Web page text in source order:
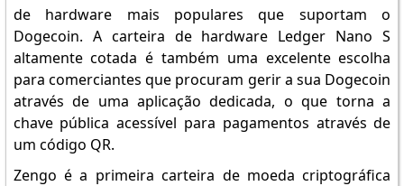
de hardware mais populares que suportam o
Dogecoin. A carteira de hardware Ledger Nano S
altamente cotada é também uma excelente escolha
para comerciantes que procuram gerir a sua Dogecoin
através de uma aplicação dedicada, o que torna a
chave pública acessível para pagamentos através de
um código QR.
Zengo é a primeira carteira de moeda criptográfica